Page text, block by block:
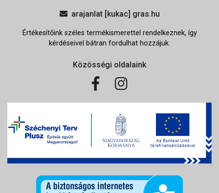
arajanlat [kukac] gras.hu
Értékesítőink széles termékismerettel rendelkeznek, így
kérdéseivel bátran fordulhat hozzájuk.
Közösségi oldalaink